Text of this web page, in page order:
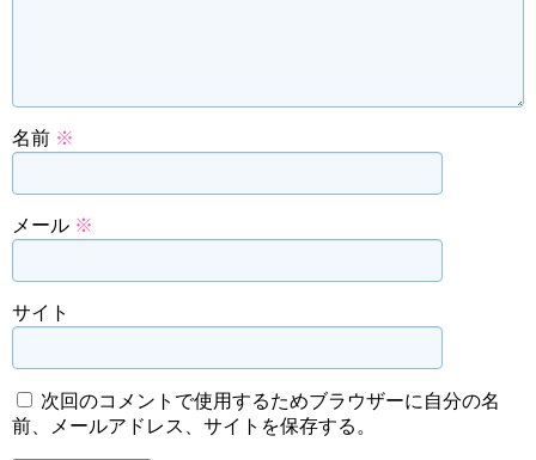
名前 ※
メール ※
サイト
次回のコメントで使用するためブラウザーに自分の名
前、メールアドレス、サイトを保存する。